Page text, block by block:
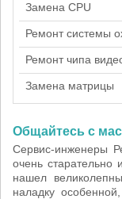
Замена CPU
Ремонт системы
Ремонт чипа
Замена матрицы
Общайтесь с
Сервис-инженеры
очень старательно
нашел
наладку